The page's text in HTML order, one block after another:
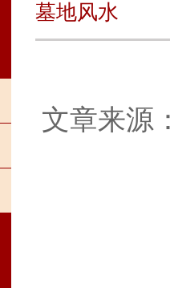
墓地风水
文章来源